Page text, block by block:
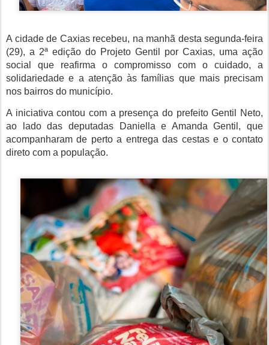
A cidade de Caxias recebeu, na manhã desta segunda-feira
(29), a 2ª edição do Projeto Gentil por Caxias, uma ação
social que reafirma o compromisso com o cuidado, a
solidariedade e a atenção às famílias que mais precisam
nos bairros do município.
A iniciativa contou com a presença do prefeito Gentil Neto,
ao lado das deputadas Daniella e Amanda Gentil, que
acompanharam de perto a entrega das cestas e o contato
direto com a população.